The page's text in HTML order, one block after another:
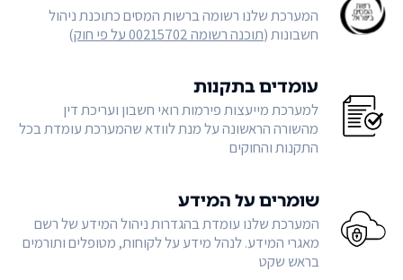
המערכת שלנו רשומה ברשות המסים כתוכנת ניהול
חשבונות (תוכנה רשומה 00215702 על פי חוק )
עומדים בתקנות
למערכת מייעצות פירמות רואי חשבון ועריכת דין
מהשורה הראשונה על מנת לוודא שהמערכת עומדת בכל
התקנות והחוקים
שומרים על המידע
המערכת שלנו עומדת בהגדרות ניהול המידע של רשם
מאגרי המידע. לנהל מידע על לקוחות, מטופלים ותורמים
בראש שקט